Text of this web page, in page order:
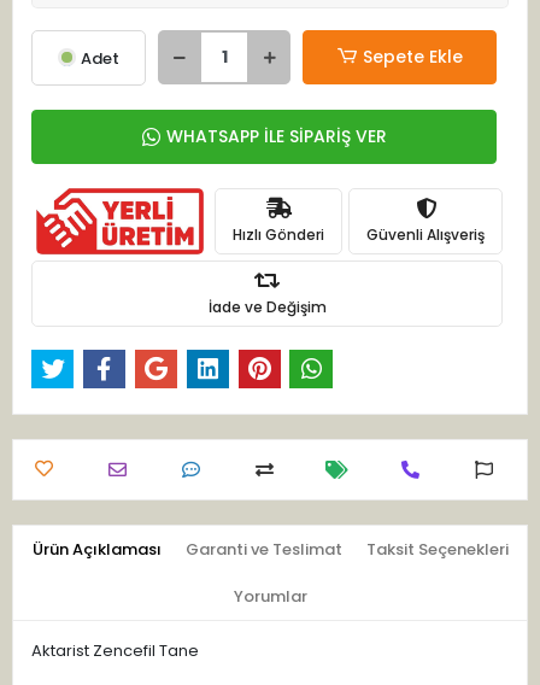
Adet Sepete Ekle
WHATSAPP İLE SİPARİŞ VER
Hızlı Gönderi Güvenli Alışveriş
İade ve Değişim
Ürün Açıklaması Garanti ve Teslimat Taksit Seçenekleri
Yorumlar
Aktarist Zencefil Tane